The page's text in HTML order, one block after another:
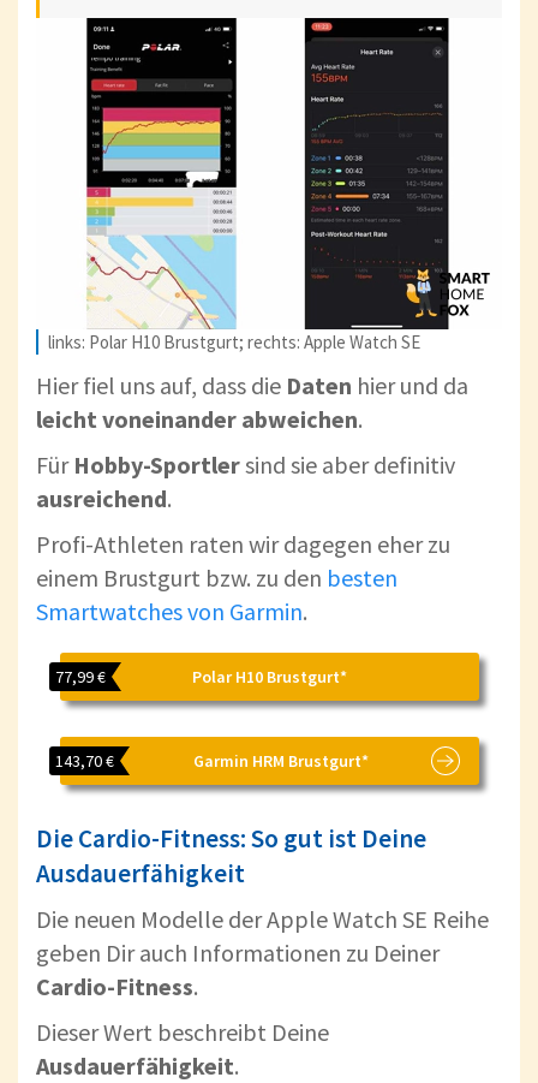
links: Polar H10 Brustgurt; rechts: Apple Watch SE
Hier fiel uns auf, dass die Daten hier und da
leicht voneinander abweichen.
Für Hobby-Sportlersind sie aber definitiv
ausreichend.
Profi-Athleten raten wir dagegen eher zu
einem Brustgurt bzw. zu den besten
Smartwatches von Garmin.
Polar H10 Brustgurt*
77,99 €
Garmin HRM Brustgurt*
143,70 €
Die Cardio-Fitness: So gut ist Deine
Ausdauerfähigkeit
Die neuen Modelle der Apple Watch SE Reihe
geben Dir auch Informationen zu Deiner
Cardio-Fitness.
Dieser Wert beschreibt Deine
Ausdauerfähigkeit.